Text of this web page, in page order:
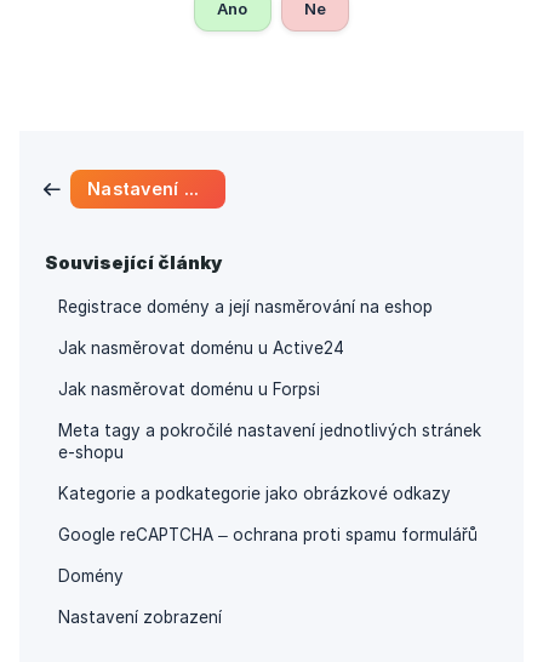
Nastavení e-shopu
Související články
Registrace domény a její nasměrování na eshop
Jak nasměrovat doménu u Active24
Jak nasměrovat doménu u Forpsi
Meta tagy a pokročilé nastavení jednotlivých stránek
e-shopu
Kategorie a podkategorie jako obrázkové odkazy
Google reCAPTCHA – ochrana proti spamu formulářů
Domény
Nastavení zobrazení
Ano Ne